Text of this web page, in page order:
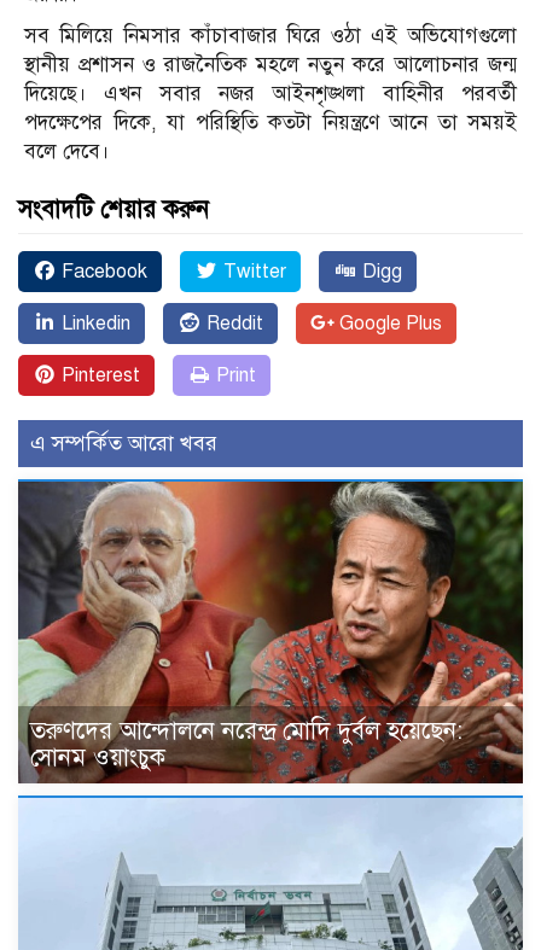
সব মিলিয়ে নিমসার কাঁচাবাজার ঘিরে ওঠা এই অভিযোগগুলো
স্থানীয় প্রশাসন ও রাজনৈতিক মহলে নতুন করে আলোচনার জন্ম
দিয়েছে। এখন সবার নজর আইনশৃঙ্খলা বাহিনীর পরবর্তী
পদক্ষেপের দিকে, যা পরিস্থিতি কতটা নিয়ন্ত্রণে আনে তা সময়ই
বলে দেবে।
সংবাদটি শেয়ার করুন
Facebook Twitter Digg
Linkedin Reddit Google Plus
Pinterest Print
এ সম্পর্কিত আরো খবর
তরুণদের আন্দোলনে নরেন্দ্র মোদি দুর্বল হয়েছেন:
সোনম ওয়াংচুক